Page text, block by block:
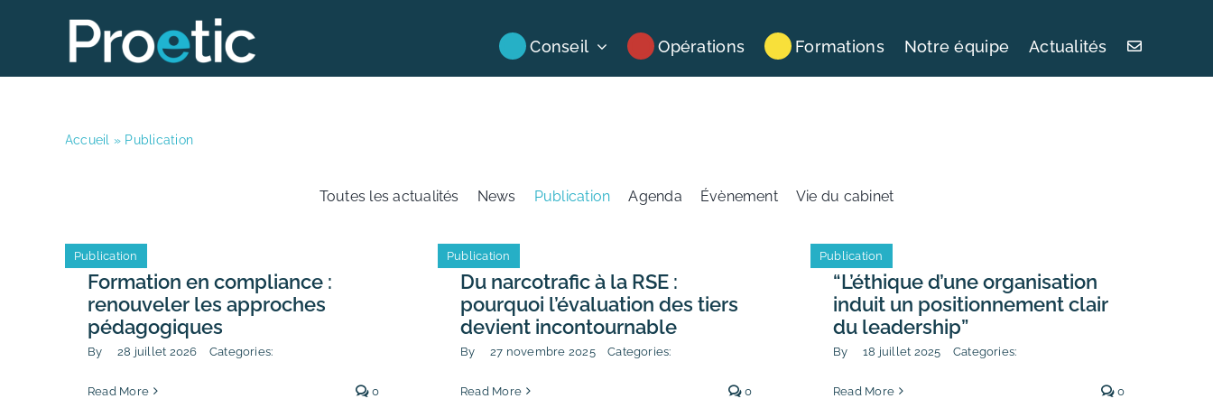
Conseil Opérations Formations Notre équipe Actualités
Accueil » Publication
Toutes les actualités News Publication Agenda Évènement Vie du cabinet
Formation en compliance :
renouveler les approches
pédagogiques
By 28 juillet 2026 Categories:
Publication
Read More 0
Du narcotrafic à la RSE :
pourquoi l’évaluation des tiers
devient incontournable
By 27 novembre 2025 Categories:
Publication
Read More 0
“L’éthique d’une organisation
induit un positionnement clair
du leadership”
By 18 juillet 2025 Categories:
Publication
Read More 0